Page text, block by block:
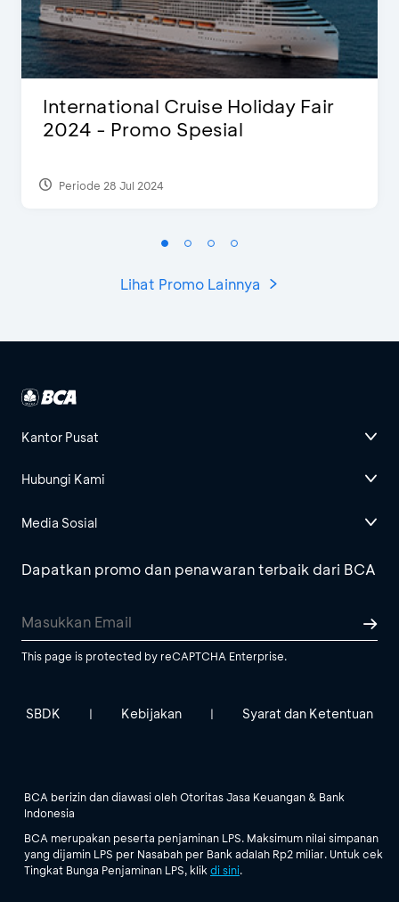
International Cruise Holiday Fair
2024 - Promo Spesial
Periode 28 Jul 2024
Lihat Promo Lainnya
Kantor Pusat
Hubungi Kami
Media Sosial
Dapatkan promo dan penawaran terbaik dari BCA
This page is protected by reCAPTCHA Enterprise.
SBDK | Kebijakan | Syarat dan Ketentuan
BCA berizin dan diawasi oleh Otoritas Jasa Keuangan & Bank
Indonesia
BCA merupakan peserta penjaminan LPS. Maksimum nilai simpanan
yang dijamin LPS per Nasabah per Bank adalah Rp2 miliar. Untuk cek
Tingkat Bunga Penjaminan LPS, klik di sini.